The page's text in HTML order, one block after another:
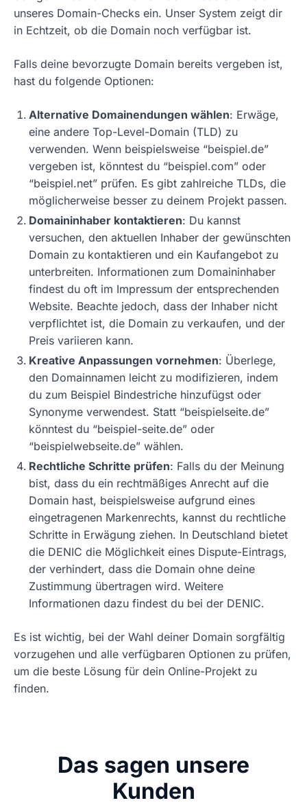
unseres Domain-Checks ein. Unser System zeigt dir
in Echtzeit, ob die Domain noch verfügbar ist.
Falls deine bevorzugte Domain bereits vergeben ist,
hast du folgende Optionen:
Alternative Domainendungen wählen: Erwäge,
eine andere Top-Level-Domain (TLD) zu
verwenden. Wenn beispielsweise “beispiel.de”
vergeben ist, könntest du “beispiel.com” oder
“beispiel.net” prüfen. Es gibt zahlreiche TLDs, die
möglicherweise besser zu deinem Projekt passen.
Domaininhaber kontaktieren: Du kannst
versuchen, den aktuellen Inhaber der gewünschten
Domain zu kontaktieren und ein Kaufangebot zu
unterbreiten. Informationen zum Domaininhaber
findest du oft im Impressum der entsprechenden
Website. Beachte jedoch, dass der Inhaber nicht
verpflichtet ist, die Domain zu verkaufen, und der
Preis variieren kann.
Kreative Anpassungen vornehmen: Überlege,
den Domainnamen leicht zu modifizieren, indem
du zum Beispiel Bindestriche hinzufügst oder
Synonyme verwendest. Statt “beispielseite.de”
könntest du “beispiel-seite.de” oder
“beispielwebseite.de” wählen.
Rechtliche Schritte prüfen: Falls du der Meinung
bist, dass du ein rechtmäßiges Anrecht auf die
Domain hast, beispielsweise aufgrund eines
eingetragenen Markenrechts, kannst du rechtliche
Schritte in Erwägung ziehen. In Deutschland bietet
die DENIC die Möglichkeit eines Dispute-Eintrags,
der verhindert, dass die Domain ohne deine
Zustimmung übertragen wird. Weitere
Informationen dazu findest du bei der DENIC.
Es ist wichtig, bei der Wahl deiner Domain sorgfältig
vorzugehen und alle verfügbaren Optionen zu prüfen,
um die beste Lösung für dein Online-Projekt zu
finden.
Das sagen unsere
Kunden